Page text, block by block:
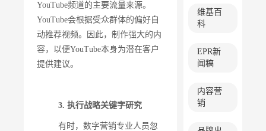
YouTube频道的主要流量来源。
YouTube会根据受众群体的偏好自
动推荐视频。因此，制作强大的内
容，以便YouTube本身为潜在客户
提供建议。
3. 执行战略关键字研究
有时，数字营销专业人员忽
维基百
科
EPR新
闻稿
内容营
销